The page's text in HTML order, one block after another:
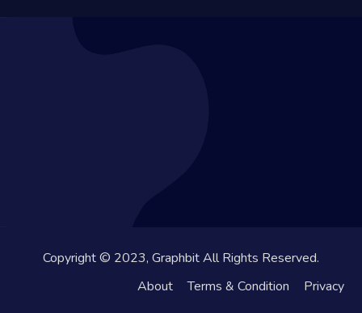
Copyright © 2023, Graphbit All Rights Reserved.
About
Terms & Condition Privacy